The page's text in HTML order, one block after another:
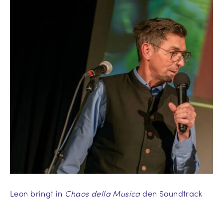
Leon bringt in Chaos della Musicaden Soundtrack